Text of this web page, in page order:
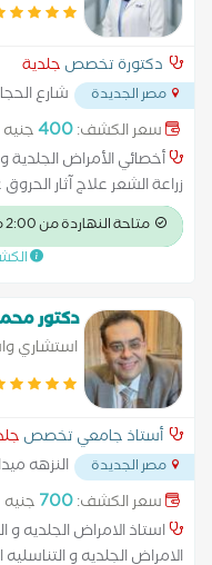
دكتورة تخصص جلدية
مصر الجديدة شارع
سعر الكشف:400جنيه
أخصائي الأمراض الجلدية
زراعة الشعر علاج آثار
علاج التصبغات الجلدية علاج
علاج الصلع الوراثى علاج
الدهني علاج النمش علاج
متاحة النهاردة من 2:00 مساءً
دكتور
استشاري
أستاذ جامعي تخصص
مصر الجديدة النزهه
سعر الكشف:700 جنيه
استاذ الامراض الجلديه
الامراض الجلديه و